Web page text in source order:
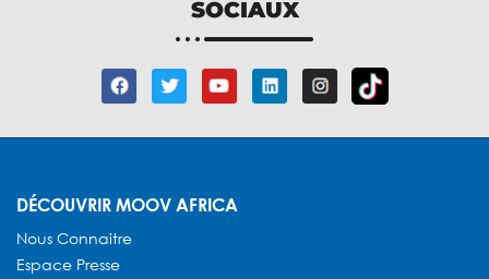
SOCIAUX
DÉCOUVRIR MOOV AFRICA
Nous Connaitre
Espace Presse